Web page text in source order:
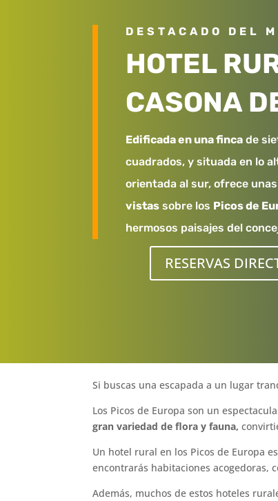
DESTACADO DEL
HOTEL
CASONA
Edificada en una finca de
cuadrados, y situada en lo
orientada al sur, ofrece unas
vistas sobre los Picos de
hermosos paisajes del
RESERVAS
Si buscas una escapada a un lugar
Los Picos de Europa son un
gran variedad de flora y fauna,
Un hotel rural en los Picos de Europa
encontrarás habitaciones acogedoras,
Además, muchos de estos hoteles